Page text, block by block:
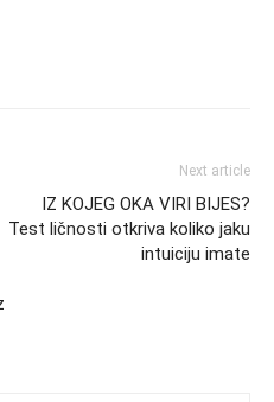
Next article
IZ KOJEG OKA VIRI BIJES?
Test ličnosti otkriva koliko jaku
intuiciju imate